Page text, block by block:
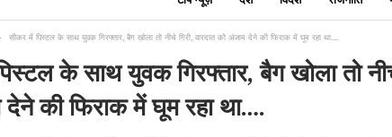
सीकर में पिस्टल के साथ युवक गिरफ्तार, बैग खोला तो नीचे गिरी, वारदात को अंजाम देने की फिराक में घूम रहा था….
के साथ युवक गिरफ्तार, बैग खोला तो नीचे
की फिराक में घूम रहा था….